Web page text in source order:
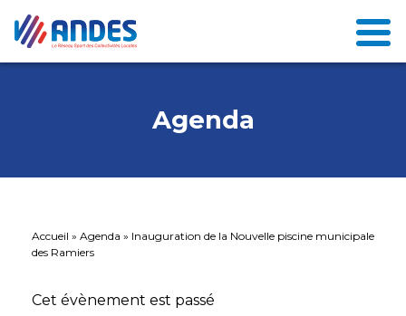
Agenda
Accueil » Agenda » Inauguration de la Nouvelle piscine municipale
des Ramiers
Cet évènement est passé